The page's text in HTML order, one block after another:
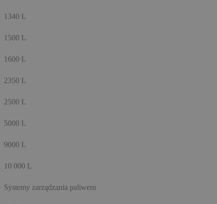
1340 L
1500 L
1600 L
2350 L
2500 L
5000 L
9000 L
10 000 L
Systemy zarządzania paliwem